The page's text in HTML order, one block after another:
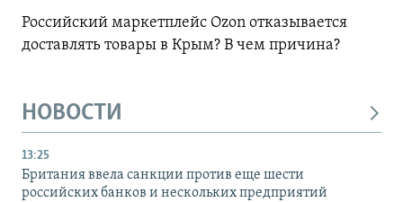
Российский маркетплейс Ozon отказывается
доставлять товары в Крым? В чем причина?
НОВОСТИ
13:25
Британия ввела санкции против еще шести
российских банков и нескольких предприятий